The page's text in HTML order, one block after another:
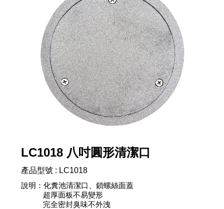
LC1018 八吋圓形清潔口
產品型號 : LC1018
說明：化糞池清潔口、鎖螺絲面蓋
超厚面板不易變形
完全密封臭味不外洩